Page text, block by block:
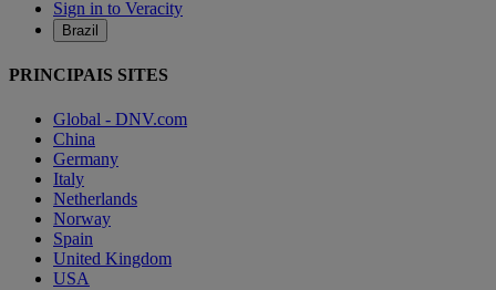
Sign in to Veracity
Brazil
PRINCIPAIS SITES
Global - DNV.com
China
Germany
Italy
Netherlands
Norway
Spain
United Kingdom
USA